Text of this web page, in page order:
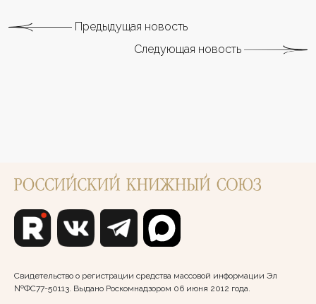
Предыдущая новость
Следующая новость
Свидетельство о регистрации средства массовой информации Эл
№ФС77-50113. Выдано Роскомнадзором 06 июня 2012 года.